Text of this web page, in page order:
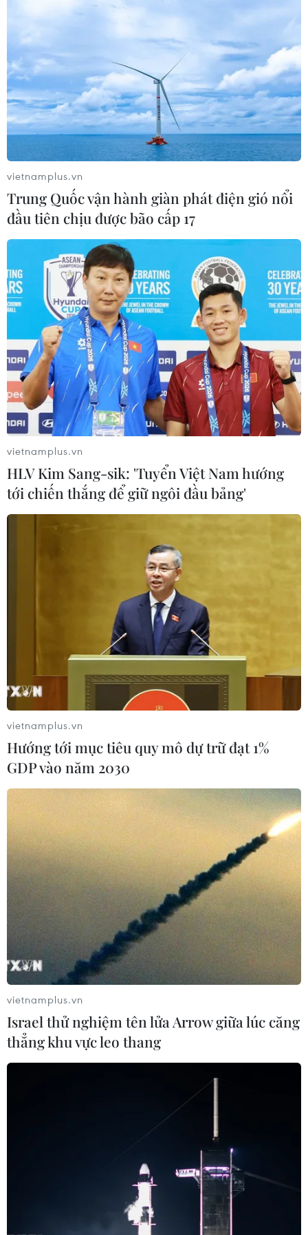
TIN CÙNG CHUYÊN MỤC
Ca vi phẫu ghép da đầu hiếm gặp
giúp bé gái phục hồi sau 10 năm
vietnamplus.vn
Trung Quốc vận hành giàn phát điện gió nổi
đầu tiên chịu được bão cấp 17
vietnamplus.vn
HLV Kim Sang-sik: 'Tuyển Việt Nam hướng
tới chiến thắng để giữ ngôi đầu bảng'
vietnamplus.vn
Hướng tới mục tiêu quy mô dự trữ đạt 1%
GDP vào năm 2030
vietnamplus.vn
Israel thử nghiệm tên lửa Arrow giữa lúc căng
thẳng khu vực leo thang